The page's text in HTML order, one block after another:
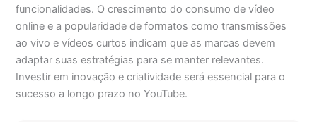
funcionalidades. O crescimento do consumo de vídeo
online e a popularidade de formatos como transmissões
ao vivo e vídeos curtos indicam que as marcas devem
adaptar suas estratégias para se manter relevantes.
Investir em inovação e criatividade será essencial para o
sucesso a longo prazo no YouTube.